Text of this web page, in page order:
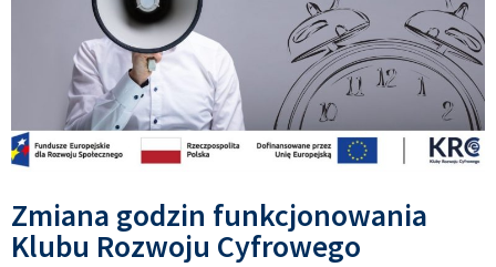
Zmiana godzin funkcjonowania
Klubu Rozwoju Cyfrowego